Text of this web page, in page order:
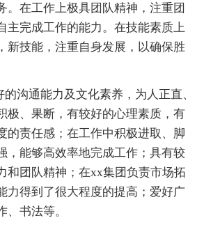
。在工作上极具团队精神，注重团
主完成工作的能力。在技能素质上
新技能，注重自身发展，以确保胜
通能力及文化素养，为人正直、
极、果断，有较好的心理素质，有
的责任感；在工作中积极进取、脚
，能够高效率地完成工作；具有较
和团队精神；在xx集团负责市场拓
力得到了很大程度的提高；爱好广
、书法等。